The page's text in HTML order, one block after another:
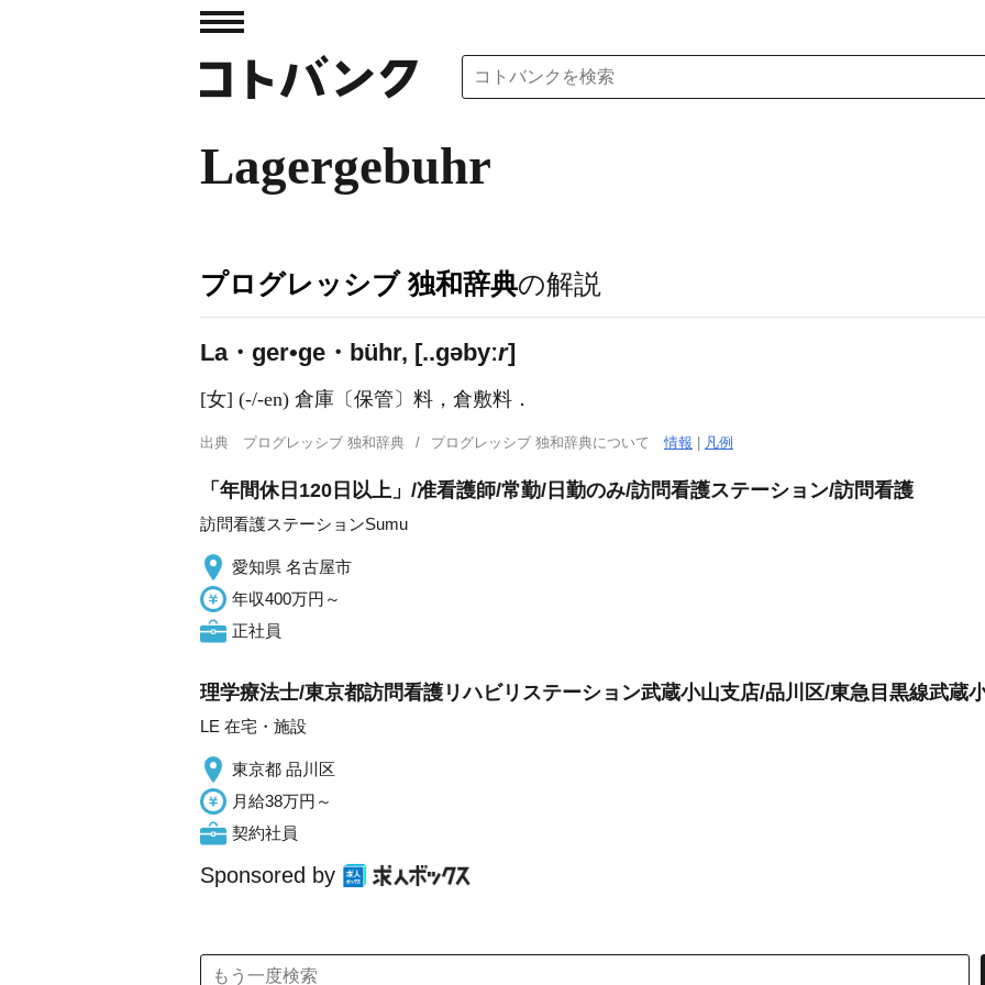
Lagergebuhr
プログレッシブ 独和辞典の解説
La・ger•ge・bühr, [..ɡəbyːr]
[女] (-/-en) 倉庫〔保管〕料，倉敷料．
出典 プログレッシブ 独和辞典 プログレッシブ 独和辞典について情報 凡例
「年間休日120日以上」/准看護師/常勤/日勤のみ/訪問看護ステーション/訪問看護
訪問看護ステーションSumu
愛知県 名古屋市
年収400万円～
正社員
理学療法士/東京都訪問看護リハビリステーション武蔵小山支店/品川区/東急目黒線武蔵
LE 在宅・施設
東京都 品川区
月給38万円～
契約社員
Sponsored by